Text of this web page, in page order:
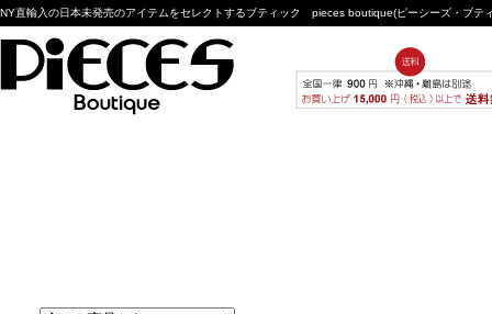
NY直輸入の日本未発売のアイテムをセレクトするブティック pieces boutique(ピーシーズ・ブ